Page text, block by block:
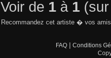
Voir de 1 à 1
Recommandez cet artiste � vos
FAQ
Conditions